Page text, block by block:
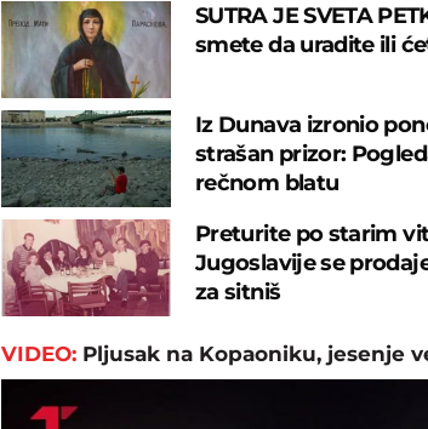
SUTRA JE SVETA
smete da uradite ili
Iz Dunava izronio
strašan prizor:
rečnom blatu
Preturite po starim
Jugoslavije se
za sitniš
VIDEO: Pljusak na Kopaoniku, jesenje